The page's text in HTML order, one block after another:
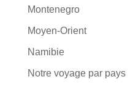
Montenegro
Moyen-Orient
Namibie
Notre voyage par pays